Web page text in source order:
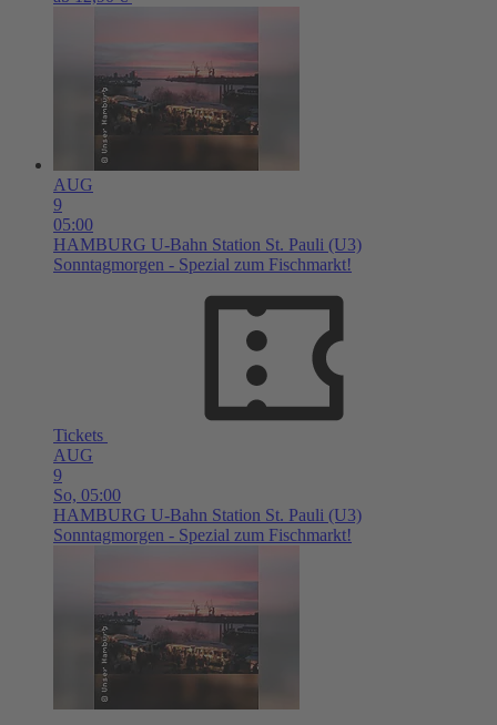
AUG
9
05:00
HAMBURG U-Bahn Station St. Pauli (U3)
Sonntagmorgen - Spezial zum Fischmarkt!
Tickets
AUG
9
So, 05:00
HAMBURG U-Bahn Station St. Pauli (U3)
Sonntagmorgen - Spezial zum Fischmarkt!